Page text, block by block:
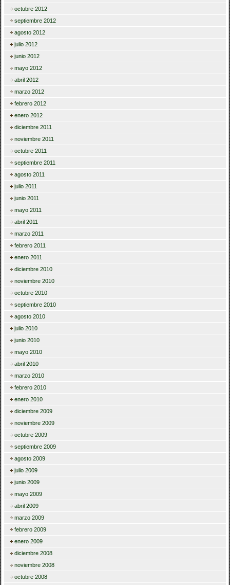
octubre 2012
septiembre 2012
agosto 2012
julio 2012
junio 2012
mayo 2012
abril 2012
marzo 2012
febrero 2012
enero 2012
diciembre 2011
noviembre 2011
octubre 2011
septiembre 2011
agosto 2011
julio 2011
junio 2011
mayo 2011
abril 2011
marzo 2011
febrero 2011
enero 2011
diciembre 2010
noviembre 2010
octubre 2010
septiembre 2010
agosto 2010
julio 2010
junio 2010
mayo 2010
abril 2010
marzo 2010
febrero 2010
enero 2010
diciembre 2009
noviembre 2009
octubre 2009
septiembre 2009
agosto 2009
julio 2009
junio 2009
mayo 2009
abril 2009
marzo 2009
febrero 2009
enero 2009
diciembre 2008
noviembre 2008
octubre 2008